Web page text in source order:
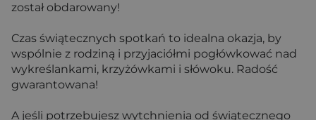
został obdarowany!
Czas świątecznych spotkań to idealna okazja, by
wspólnie z rodziną i przyjaciółmi pogłówkować nad
wykreślankami, krzyżówkami i słówoku. Radość
gwarantowana!
A jeśli potrzebujesz wytchnienia od świątecznego